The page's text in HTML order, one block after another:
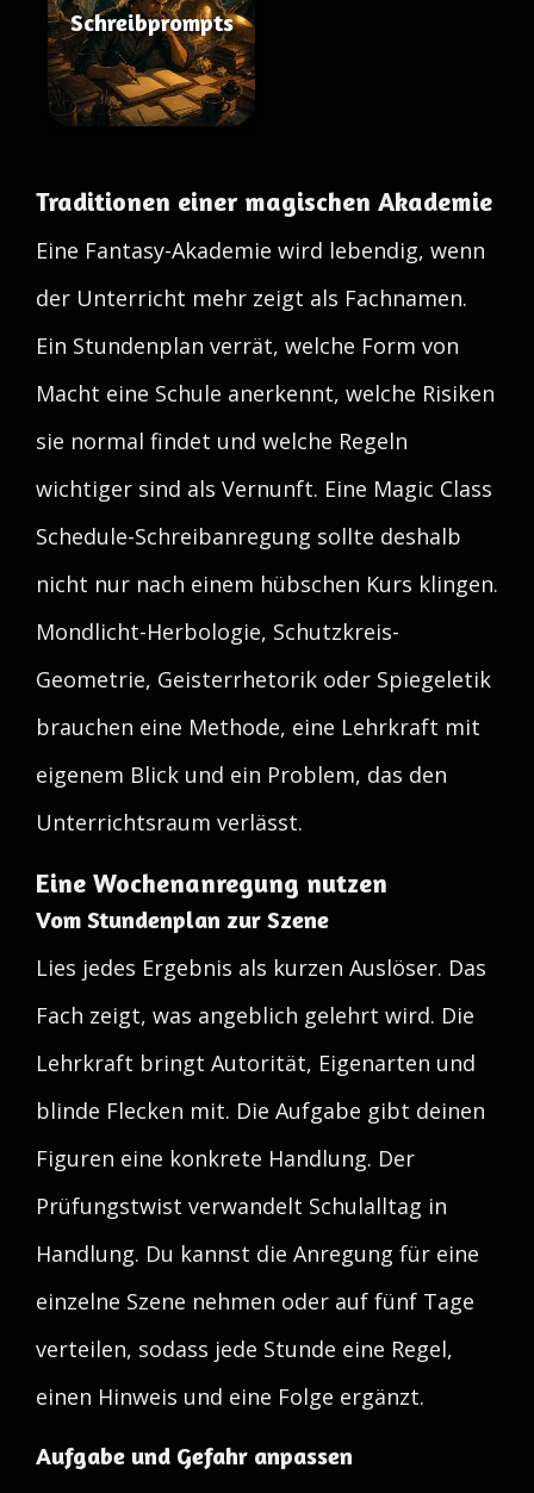
Schreibprompts
Traditionen einer magischen Akademie
Eine Fantasy-Akademie wird lebendig, wenn
der Unterricht mehr zeigt als Fachnamen.
Ein Stundenplan verrät, welche Form von
Macht eine Schule anerkennt, welche Risiken
sie normal findet und welche Regeln
wichtiger sind als Vernunft. Eine Magic Class
Schedule-Schreibanregung sollte deshalb
nicht nur nach einem hübschen Kurs klingen.
Mondlicht-Herbologie, Schutzkreis-
Geometrie, Geisterrhetorik oder Spiegeletik
brauchen eine Methode, eine Lehrkraft mit
eigenem Blick und ein Problem, das den
Unterrichtsraum verlässt.
Eine Wochenanregung nutzen
Vom Stundenplan zur Szene
Lies jedes Ergebnis als kurzen Auslöser. Das
Fach zeigt, was angeblich gelehrt wird. Die
Lehrkraft bringt Autorität, Eigenarten und
blinde Flecken mit. Die Aufgabe gibt deinen
Figuren eine konkrete Handlung. Der
Prüfungstwist verwandelt Schulalltag in
Handlung. Du kannst die Anregung für eine
einzelne Szene nehmen oder auf fünf Tage
verteilen, sodass jede Stunde eine Regel,
einen Hinweis und eine Folge ergänzt.
Aufgabe und Gefahr anpassen